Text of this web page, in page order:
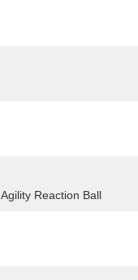
Reaction Ball